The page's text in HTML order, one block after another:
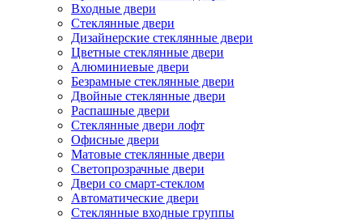
Входные двери
Стеклянные двери
Дизайнерские стеклянные двери
Цветные стеклянные двери
Алюминиевые двери
Безрамные стеклянные двери
Двойные стеклянные двери
Распашные двери
Стеклянные двери лофт
Офисные двери
Матовые стеклянные двери
Светопрозрачные двери
Двери со смарт-стеклом
Автоматические двери
Стеклянные входные группы